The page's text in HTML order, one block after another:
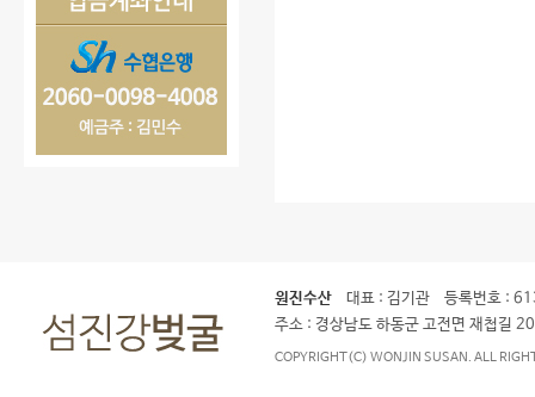
원진수산 대표 : 김기관 등록번호 :
주소 : 경상남도 하동군 고전면 재
COPYRIGHT(C) WONJIN SUSAN. ALL